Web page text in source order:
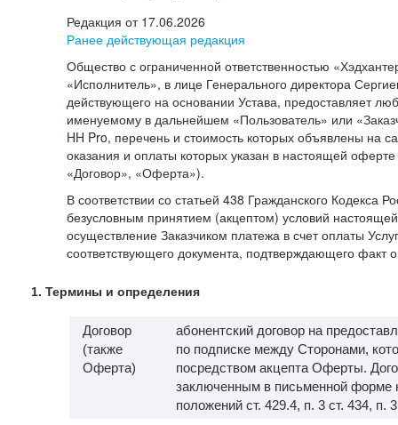
Редакция от 17.06.2026
Ранее действующая редакция
Общество с ограниченной ответственностью
«Исполнитель», в лице Генерального директора
действующего на основании Устава, предоставляет
именуемому в дальнейшем «Пользователь» или
HH Pro, перечень и стоимость которых объявлены на
оказания и оплаты которых указан в настоящей
«Договор», «Оферта»).
В соответствии со статьей 438 Гражданского Кодекса
безусловным принятием (акцептом) условий
осуществление Заказчиком платежа в счет оплаты
соответствующего документа, подтверждающего факт
1. Термины и определения
Договор
(также
Оферта)
абонентский договор на
по подписке между Сторонами,
посредством акцепта Оферты.
заключенным в письменной форме
положений ст. 429.4, п. 3 ст. 434, п.